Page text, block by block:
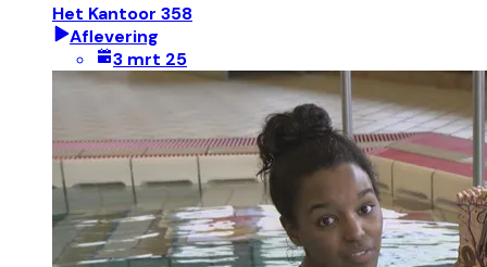
Het Kantoor 358
Aflevering
3 mrt 25